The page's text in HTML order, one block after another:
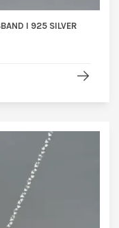
I 925 SILVER